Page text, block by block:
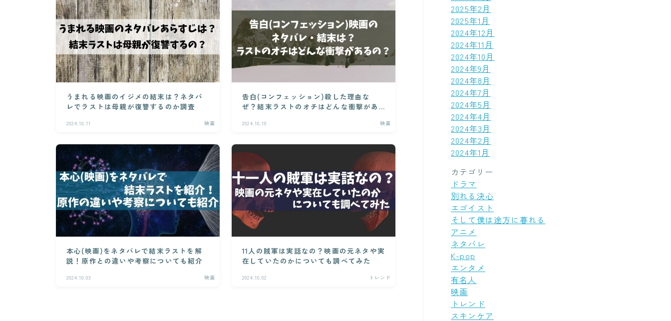
うまれる映画のイジメの結末は？ネタバ
レでラストは母親が復讐するのか調査
2024.10.11 映画
告白(コンフェッション)殺した理由な
ぜ？結末ラストのオチはどんな衝撃があ
2024.10.10 映画
本心(映画)をネタバレで結末ラストを解
説！原作との違いや考察についても紹介
2024.10.03 映画
11人の賊軍は実話なの？映画の元ネタや実
在していたのかについても調べてみた
2024.10.02 トレンド
2025年2月
2025年1月
2024年12月
2024年11月
2024年10月
2024年9月
2024年8月
2024年7月
2024年5月
2024年4月
2024年3月
2024年2月
2024年1月
カテゴリー
ドラマ
別れる決心
エゴイスト
そして僕は途方に暮れる
アニメ
ネタバレ
K-pop
エンタメ
有名人
映画
トレンド
スキンケア